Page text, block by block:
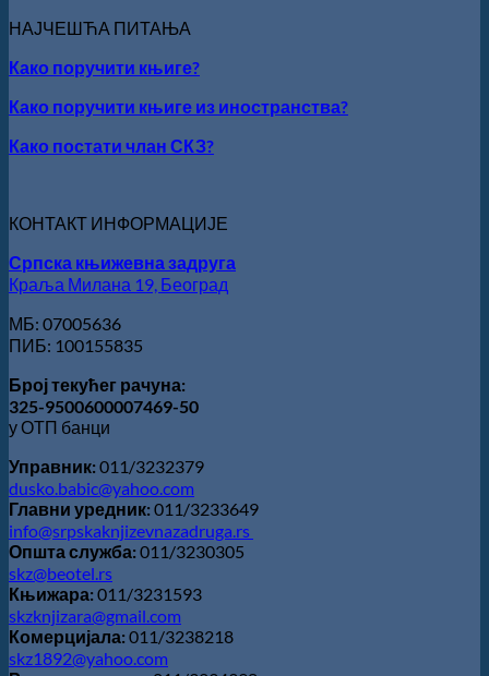
поезију
БОГОМ:
НАЈЧЕШЋА ПИТАЊА
Како поручити књиге?
Како поручити књиге из иностранства?
Како постати члан СКЗ?
КОНТАКТ ИНФОРМАЦИЈЕ
Српска књижевна задруга
Краља Милана 19, Београд
МБ: 07005636
ПИБ: 100155835
Број текућег рачуна:
325-9500600007469-50
у ОТП банци
Управник:011/3232379
dusko.babic@yahoo.com
Главни уредник:011/3233649
info@srpskaknjizevnazadruga.rs
Општа служба:011/3230305
skz@beotel.rs
Књижара:011/3231593
skzknjizara@gmail.com
Комерцијала:011/3238218
skz1892@yahoo.com